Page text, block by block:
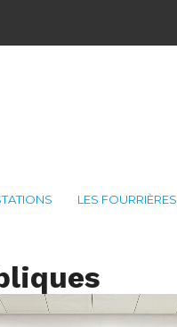
LES FOURRIÈRES